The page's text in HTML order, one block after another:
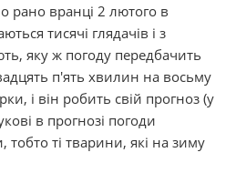
рано вранці 2 лютого в
тисячі глядачів і з
яку ж погоду передбачить
п'ять хвилин на восьму
і він робить свій прогноз (у
в прогнозі погоди
тобто ті тварини, які на зиму